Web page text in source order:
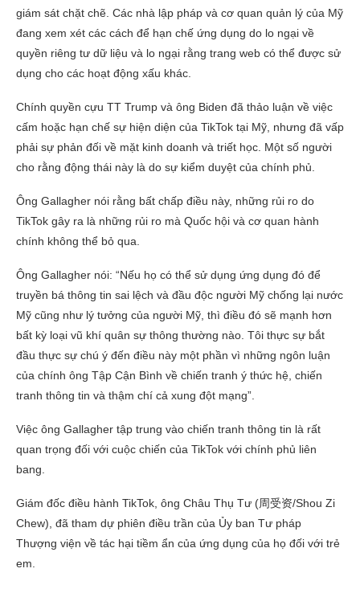
giám sát chặt chẽ. Các nhà lập pháp và cơ quan quản lý của Mỹ
đang xem xét các cách để hạn chế ứng dụng do lo ngại về
quyền riêng tư dữ liệu và lo ngại rằng trang web có thể được sử
dụng cho các hoạt động xấu khác.
Chính quyền cựu TT Trump và ông Biden đã thảo luận về việc
cấm hoặc hạn chế sự hiện diện của TikTok tại Mỹ, nhưng đã vấp
phải sự phản đối về mặt kinh doanh và triết học. Một số người
cho rằng động thái này là do sự kiểm duyệt của chính phủ.
Ông Gallagher nói rằng bất chấp điều này, những rủi ro do
TikTok gây ra là những rủi ro mà Quốc hội và cơ quan hành
chính không thể bỏ qua.
Ông Gallagher nói: “Nếu họ có thể sử dụng ứng dụng đó để
truyền bá thông tin sai lệch và đầu độc người Mỹ chống lại nước
Mỹ cũng như lý tưởng của người Mỹ, thì điều đó sẽ mạnh hơn
bất kỳ loại vũ khí quân sự thông thường nào. Tôi thực sự bắt
đầu thực sự chú ý đến điều này một phần vì những ngôn luận
của chính ông Tập Cận Bình về chiến tranh ý thức hệ, chiến
tranh thông tin và thậm chí cả xung đột mạng”.
Việc ông Gallagher tập trung vào chiến tranh thông tin là rất
quan trọng đối với cuộc chiến của TikTok với chính phủ liên
bang.
Giám đốc điều hành TikTok, ông Châu Thụ Tư (周受资/Shou Zi
Chew), đã tham dự phiên điều trần của Ủy ban Tư pháp
Thượng viện về tác hại tiềm ẩn của ứng dụng của họ đối với trẻ
em.